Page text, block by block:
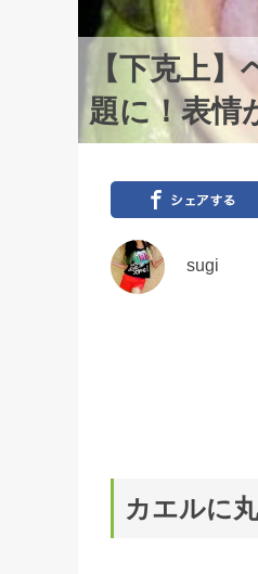
【下克上
題に！表情
sugi
カエルに